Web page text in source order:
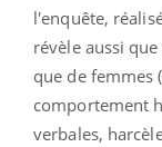
l'enquête,
révèle aussi
que de femmes
comportement
verbales,